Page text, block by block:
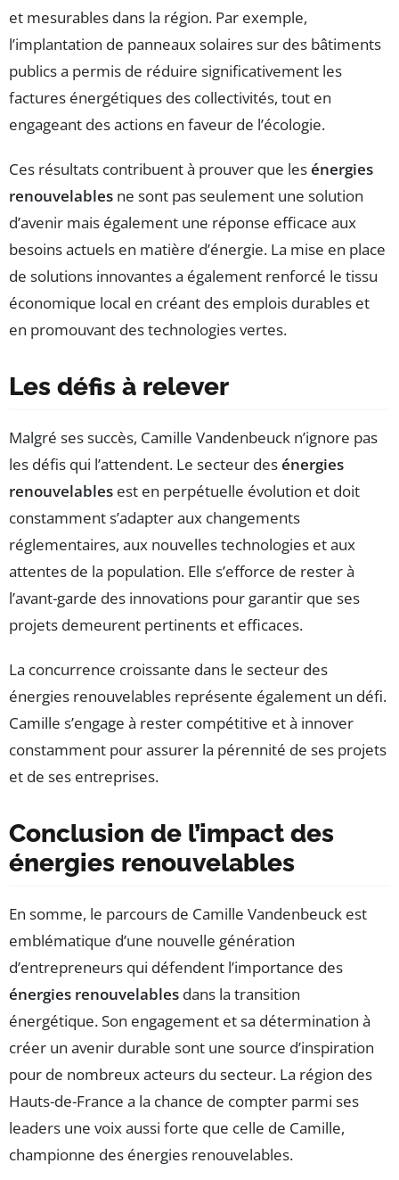
et mesurables dans la région. Par exemple,
l’implantation de panneaux solaires sur des bâtiments
publics a permis de réduire significativement les
factures énergétiques des collectivités, tout en
engageant des actions en faveur de l’écologie.
Ces résultats contribuent à prouver que lesénergies
renouvelables ne sont pas seulement une solution
d’avenir mais également une réponse efficace aux
besoins actuels en matière d’énergie. La mise en place
de solutions innovantes a également renforcé le tissu
économique local en créant des emplois durables et
en promouvant des technologies vertes.
Les défis à relever
Malgré ses succès, Camille Vandenbeuck n’ignore pas
les défis qui l’attendent. Le secteur desénergies
renouvelables est en perpétuelle évolution et doit
constamment s’adapter aux changements
réglementaires, aux nouvelles technologies et aux
attentes de la population. Elle s’efforce de rester à
l’avant-garde des innovations pour garantir que ses
projets demeurent pertinents et efficaces.
La concurrence croissante dans le secteur des
énergies renouvelables représente également un défi.
Camille s’engage à rester compétitive et à innover
constamment pour assurer la pérennité de ses projets
et de ses entreprises.
Conclusion de l’impact des
énergies renouvelables
En somme, le parcours de Camille Vandenbeuck est
emblématique d’une nouvelle génération
d’entrepreneurs qui défendent l’importance des
énergies renouvelables dans la transition
énergétique. Son engagement et sa détermination à
créer un avenir durable sont une source d’inspiration
pour de nombreux acteurs du secteur. La région des
Hauts-de-France a la chance de compter parmi ses
leaders une voix aussi forte que celle de Camille,
championne des énergies renouvelables.